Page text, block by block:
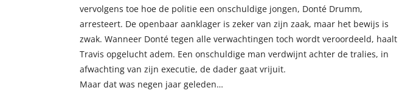
vervolgens toe hoe de politie een onschuldige jongen, Donté Drumm,
arresteert. De openbaar aanklager is zeker van zijn zaak, maar het bewijs is
zwak. Wanneer Donté tegen alle verwachtingen toch wordt veroordeeld, haalt
Travis opgelucht adem. Een onschuldige man verdwijnt achter de tralies, in
afwachting van zijn executie, de dader gaat vrijuit.
Maar dat was negen jaar geleden…